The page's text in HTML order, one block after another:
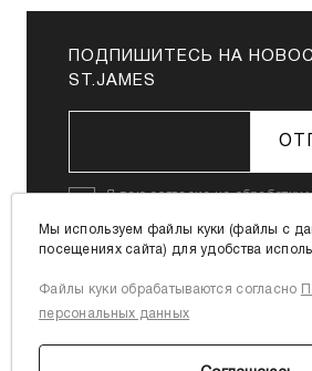
ПОДПИШИТЕСЬ НА
ST.JAMES
Я даюсогласие на обработку
Политикой в отношении
Я согласен с
Мы используем файлы куки (файлы с
посещениях сайта) для удобства
Файлы куки обрабатываются согласно
персональных данных